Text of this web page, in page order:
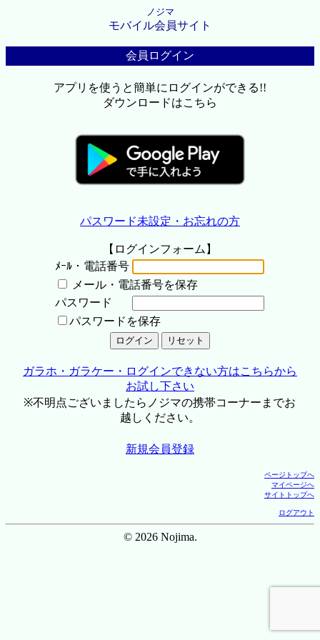
ノジマ
モバイル会員サイト
会員ログイン
アプリを使うと簡単にログインができる!!
ダウンロードはこちら
パスワード未設定・お忘れの方
【ログインフォーム】
ﾒｰﾙ・電話番号
メール・電話番号を保存
パスワード
パスワードを保存
ガラホ・ガラケー・ログインできない方はこちらから
お試し下さい
※不明点ございましたらノジマの携帯コーナーまでお
越しください。
新規会員登録
ページトップへ
マイページへ
サイトトップへ
ログアウト
© 2026 Nojima.